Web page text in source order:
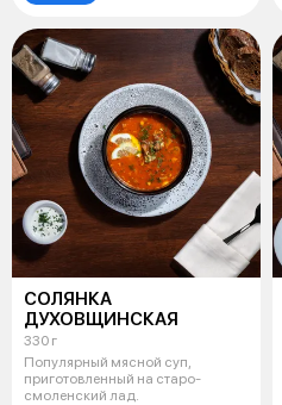
СОЛЯНКА
ДУХОВЩИНСКАЯ
330 г
Популярный мясной суп,
приготовленный на старо-
смоленский лад.